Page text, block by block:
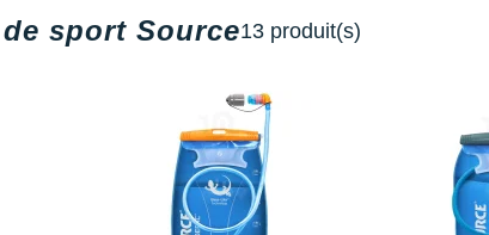
sport Source13 produit(s)